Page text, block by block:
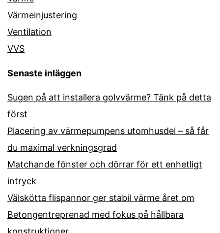
Värmeinjustering
Ventilation
VVS
Senaste inläggen
Sugen på att installera golvvärme? Tänk på detta
först
Placering av värmepumpens utomhusdel – så får
du maximal verkningsgrad
Matchande fönster och dörrar för ett enhetligt
intryck
Välskötta flispannor ger stabil värme året om
Betongentreprenad med fokus på hållbara